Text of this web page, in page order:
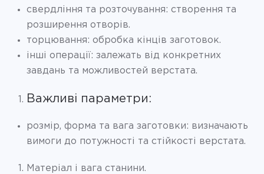
свердління та розточування: створення та
розширення отворів.
торцювання: обробка кінців заготовок.
інші операції: залежать від конкретних
завдань та можливостей верстата.
Важливі параметри:
розмір, форма та вага заготовки: визначають
вимоги до потужності та стійкості верстата.
Матеріал і вага станини.